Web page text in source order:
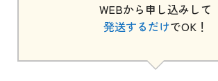
WEBから申し込みして
発送するだけでOK！